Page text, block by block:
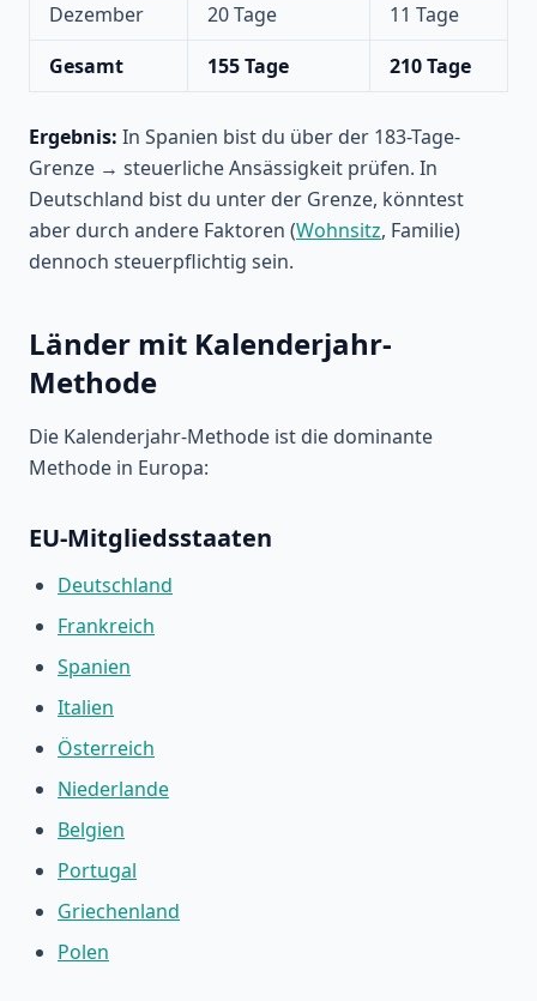
Dezember
20 Tage
11 Tage
Gesamt
155 Tage 210 Tage
Ergebnis: In Spanien bist du über der 183-Tage-
Grenze → steuerliche Ansässigkeit prüfen. In
Deutschland bist du unter der Grenze, könntest
aber durch andere Faktoren (Wohnsitz, Familie)
dennoch steuerpflichtig sein.
Länder mit Kalenderjahr-
Methode
Die Kalenderjahr-Methode ist die dominante
Methode in Europa:
EU-Mitgliedsstaaten
Deutschland
Frankreich
Spanien
Italien
Österreich
Niederlande
Belgien
Portugal
Griechenland
Polen